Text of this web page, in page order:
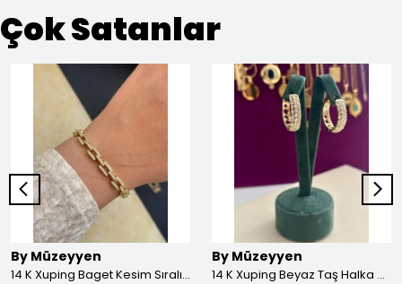
Çok Satanlar
By Müzeyyen
14 K Xuping Baget Kesim Sıralı Bileklik
By Müzeyyen
14 K Xuping Beyaz Taş Halka Küpe